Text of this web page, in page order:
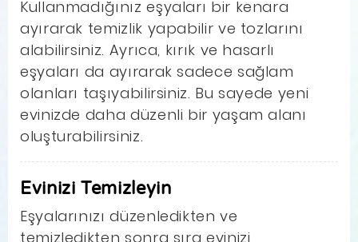
Kullanmadığınız eşyaları bir kenara
ayırarak temizlik yapabilir ve tozlarını
alabilirsiniz. Ayrıca, kırık ve hasarlı
eşyaları da ayırarak sadece sağlam
olanları taşıyabilirsiniz. Bu sayede yeni
evinizde daha düzenli bir yaşam alanı
oluşturabilirsiniz.
Evinizi Temizleyin
Eşyalarınızı düzenledikten ve
temizledikten sonra sıra evinizi